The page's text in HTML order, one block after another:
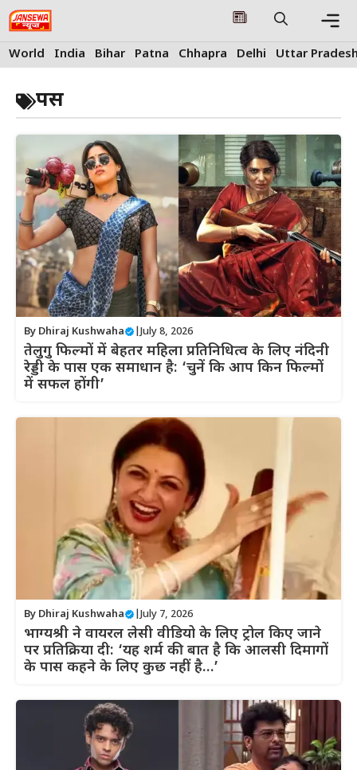
Skip
to
content
World India Bihar Patna Chhapra Delhi Uttar
पस
By Dhiraj Kushwaha July 8, 2026
तेलुगु फिल्मों में बेहतर महिला प्रतिनिधित्व के लिए नंदिनी
रेड्डी के पास एक समाधान है: ‘चुनें कि आप किन फिल्मों
में सफल होंगी’
By Dhiraj Kushwaha July 7, 2026
भाग्यश्री ने वायरल लेसी वीडियो के लिए ट्रोल किए जाने
पर प्रतिक्रिया दी: ‘यह शर्म की बात है कि आलसी दिमागों
के पास कहने के लिए कुछ नहीं है…’